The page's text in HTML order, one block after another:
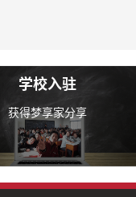
学校入驻
获得梦享家分享